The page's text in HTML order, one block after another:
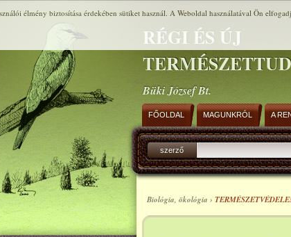
RÉGI ÉS ÚJ
Büki József Bt.
FŐOLDAL MAGUNKRÓL A
szerző
Biológia, ökológia ›
élmény biztosítása érdekében sütiket használ. A Weboldal használatával Ön